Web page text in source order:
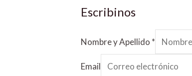
Escribinos
Nombre y Apellido *
Email